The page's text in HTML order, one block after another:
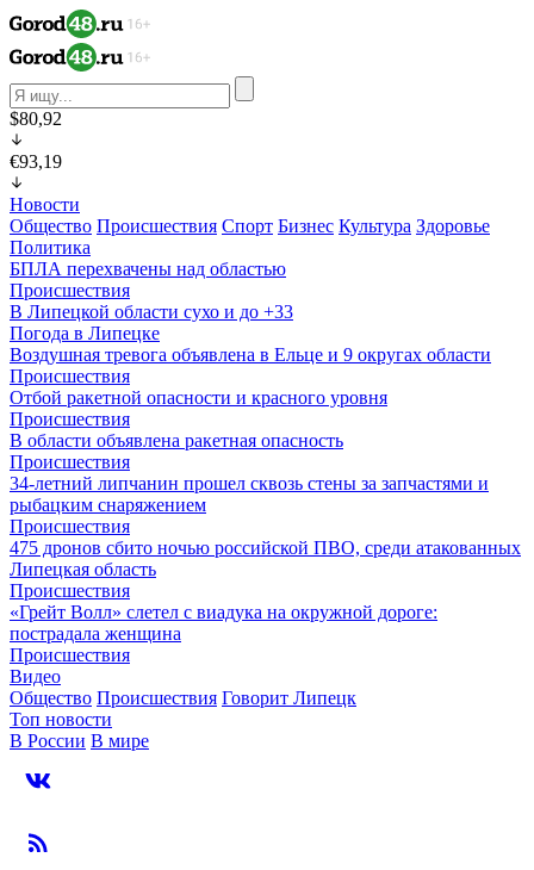
$80,92
€93,19
Новости
Общество Происшествия Спорт Бизнес Культура Здоровье
Политика
БПЛА перехвачены над областью
Происшествия
В Липецкой области сухо и до +33
Погода в Липецке
Воздушная тревога объявлена в Ельце и 9 округах области
Происшествия
Отбой ракетной опасности и красного уровня
Происшествия
В области объявлена ракетная опасность
Происшествия
34-летний липчанин прошел сквозь стены за запчастями и
рыбацким снаряжением
Происшествия
475 дронов сбито ночью российской ПВО, среди атакованных
Липецкая область
Происшествия
«Грейт Волл» слетел с виадука на окружной дороге:
пострадала женщина
Происшествия
Видео
Общество Происшествия Говорит Липецк
Топ новости
В России В мире